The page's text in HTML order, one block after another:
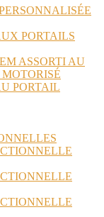
PORTAILS
ASSORTI AU
PORTAIL